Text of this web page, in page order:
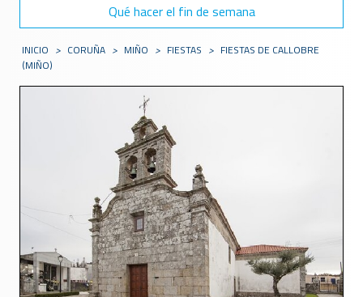
Qué hacer el fin de semana
INICIO > CORUÑA > MIÑO > FIESTAS > FIESTAS DE CALLOBRE
(MIÑO)